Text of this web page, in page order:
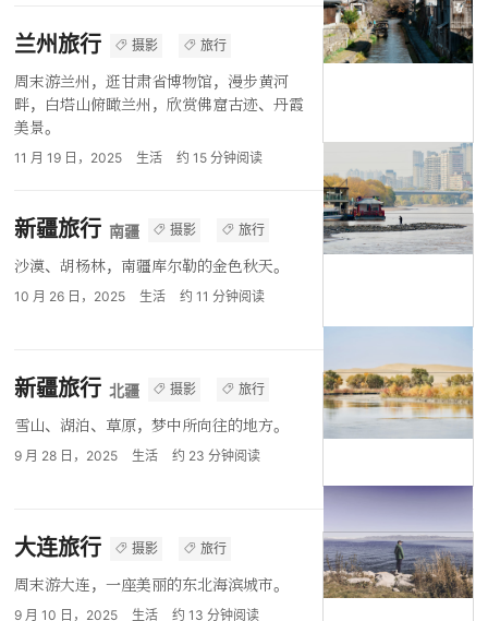
兰州旅行 摄影 旅行
周末游兰州，逛甘肃省博物馆，漫步黄河
畔，白塔山俯瞰兰州，欣赏佛窟古迹、丹霞
美景。
11 月 19 日，2025 生活 约 15 分钟阅读
新疆旅行 南疆 摄影 旅行
沙漠、胡杨林，南疆库尔勒的金色秋天。
10 月 26 日，2025 生活 约 11 分钟阅读
新疆旅行 北疆 摄影 旅行
雪山、湖泊、草原，梦中所向往的地方。
9 月 28 日，2025 生活 约 23 分钟阅读
大连旅行 摄影 旅行
周末游大连，一座美丽的东北海滨城市。
9 月 10 日，2025 生活 约 13 分钟阅读